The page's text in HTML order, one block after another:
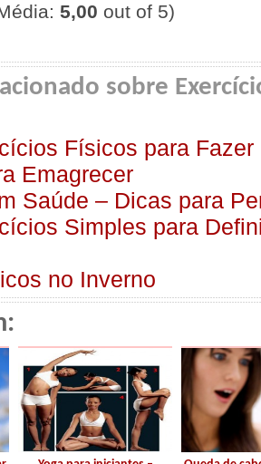
5,00 out of 5)
sobre
Físicos para Fazer
Emagrecer
Saúde – Dicas para
Simples para
no Inverno